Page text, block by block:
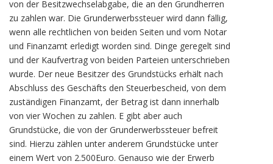
von der Besitzwechselabgabe, die an den Grundherren
zu zahlen war. Die Grunderwerbssteuer wird dann fällig,
wenn alle rechtlichen von beiden Seiten und vom Notar
und Finanzamt erledigt worden sind. Dinge geregelt sind
und der Kaufvertrag von beiden Parteien unterschrieben
wurde. Der neue Besitzer des Grundstücks erhält nach
Abschluss des Geschäfts den Steuerbescheid, von dem
zuständigen Finanzamt, der Betrag ist dann innerhalb
von vier Wochen zu zahlen. E gibt aber auch
Grundstücke, die von der Grunderwerbssteuer befreit
sind. Hierzu zählen unter anderem Grundstücke unter
einem Wert von 2.500Euro. Genauso wie der Erwerb